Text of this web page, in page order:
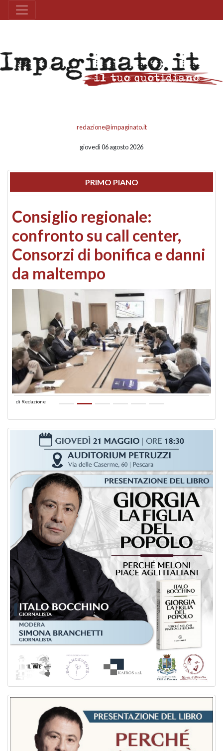
redazione@impaginato.it
giovedì 06 agosto 2026
PRIMO PIANO
Consiglio regionale:
confronto su call center,
Consorzi di bonifica e danni
da maltempo
di Redazione